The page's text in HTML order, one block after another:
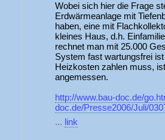
Wobei sich hier die Frage
Erdwärmeanlage mit
haben, eine mit
kleines Haus, d.h.
rechnet man mit 25.000
System fast wartungsfrei
Heizkosten zahlen muss,
angemessen.
http://www.bau-doc.de/
doc.de/Presse2006/Juli/
... link